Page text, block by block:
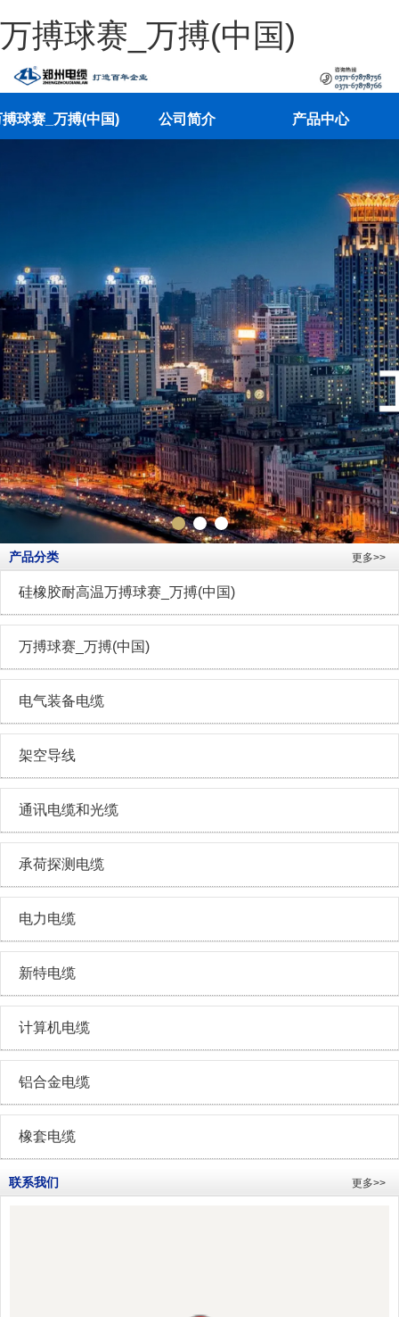
万搏球赛_万搏(中国)
球赛_万搏(中国) 公司简介 产品中心
产品分类 更多>>
硅橡胶耐高温万搏球赛_万搏(中国)
万搏球赛_万搏(中国)
电气装备电缆
架空导线
通讯电缆和光缆
承荷探测电缆
电力电缆
新特电缆
计算机电缆
铝合金电缆
橡套电缆
联系我们 更多>>